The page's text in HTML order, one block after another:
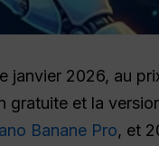
janvier 2026, au
gratuite et la
Banane Pro, et